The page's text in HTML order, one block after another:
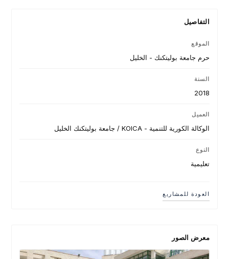
معرض الصور
التفاصيل
الموقع
حرم جامعة بوليتكنك - الخليل
السنة
2018
العميل
الوكالة الكورية للتنمية - KOICA / جامعة بوليتكنك الخليل
النوع
تعليمية
العودة للمشاريع